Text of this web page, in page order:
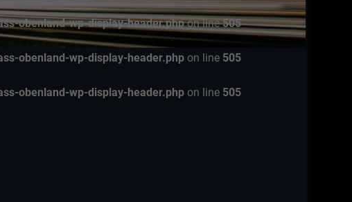
obenland-wp-display-header.phpon line505
obenland-wp-display-header.php on line 505
obenland-wp-display-header.php on line 505